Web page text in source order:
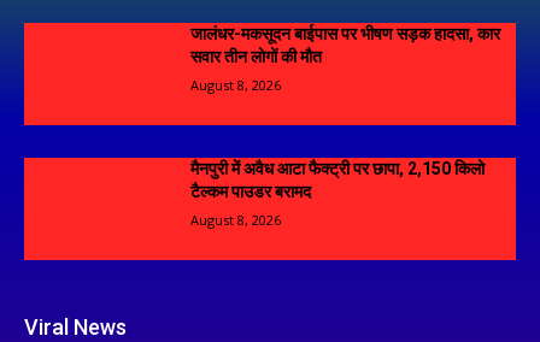
जालंधर-मकसूदन बाईपास पर भीषण सड़क हादसा, कार
सवार तीन लोगों की मौत
August 8, 2026
मैनपुरी में अवैध आटा फैक्ट्री पर छापा, 2,150 किलो
टैल्कम पाउडर बरामद
August 8, 2026
Viral News